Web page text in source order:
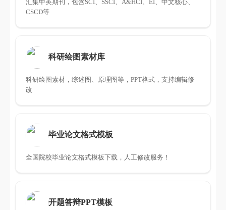
汇集中英期刊，包含SCI、SSCI、A&HCI、EI、中文核心、
CSCD等
科研绘图素材库
科研绘图素材，综述图、原理图等，PPT格式，支持编辑修
改
毕业论文格式模板
全国院校毕业论文格式模板下载，人工修改服务！
开题答辩PPT模板